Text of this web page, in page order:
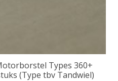
Types 360+
(Type tbv Tandwiel)